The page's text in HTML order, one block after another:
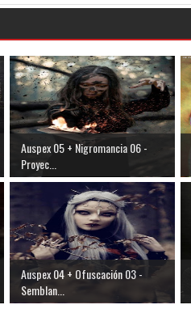
Auspex 05 + Nigromancia 06 -
Proyec...
Auspex 04 + Ofuscación 03 -
Semblan...